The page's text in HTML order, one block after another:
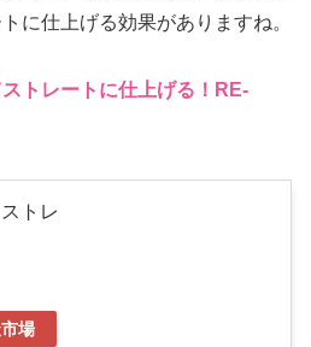
に仕上げる効果がありますね。
トレートに仕上げる ！ RE-
トレ
場